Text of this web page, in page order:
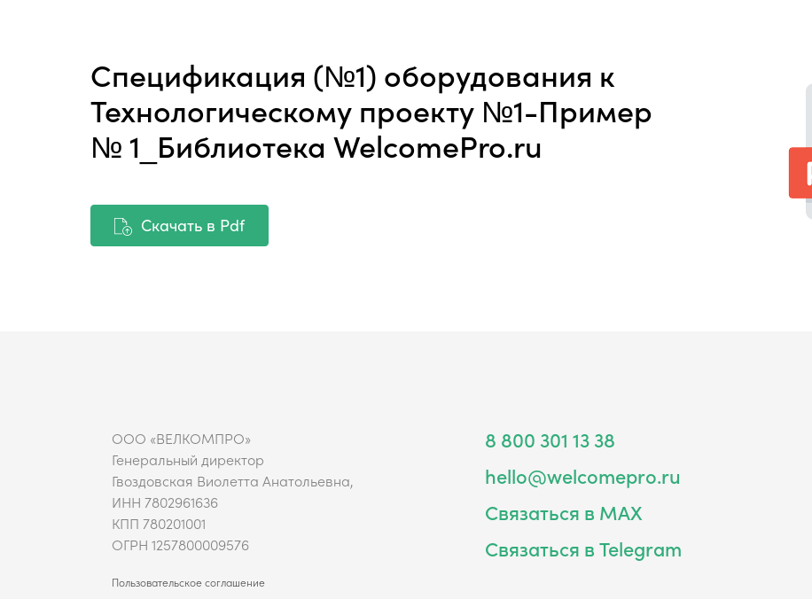
Спецификация (№1) оборудования к
Технологическому проекту №1-Пример
№ 1_Библиотека WelcomePro.ru
Скачать в Pdf
ООО «ВЕЛКОМПРО»
Генеральный директор
Гвоздовская Виолетта Анатольевна,
ИНН 7802961636
КПП 780201001
ОГРН 1257800009576
Пользовательское соглашение
8 800 301 13 38
hello@welcomepro.ru
Связаться в MAX
Связаться в Telegram